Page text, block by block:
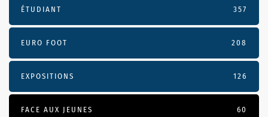
ÉTUDIANT 357
EURO FOOT 208
EXPOSITIONS 126
FACE AUX JEUNES 60